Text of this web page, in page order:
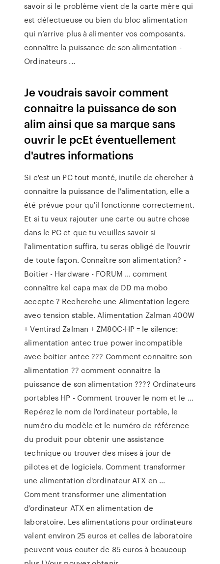
savoir si le problème vient de la carte mère qui
est défectueuse ou bien du bloc alimentation
qui n’arrive plus à alimenter vos composants.
connaître la puissance de son alimentation -
Ordinateurs ...
Je voudrais savoir comment
connaitre la puissance de son
alim ainsi que sa marque sans
ouvrir le pcEt éventuellement
d'autres informations
Si c'est un PC tout monté, inutile de chercher à
connaitre la puissance de l'alimentation, elle a
été prévue pour qu'il fonctionne correctement.
Et si tu veux rajouter une carte ou autre chose
dans le PC et que tu veuilles savoir si
l'alimentation suffira, tu seras obligé de l'ouvrir
de toute façon. Connaître son alimentation? -
Boitier - Hardware - FORUM ... comment
connaître kel capa max de DD ma mobo
accepte ? Recherche une Alimentation legere
avec tension stable. Alimentation Zalman 400W
+ Ventirad Zalman + ZM80C-HP = le silence:
alimentation antec true power incompatible
avec boitier antec ??? Comment connaitre son
alimentation ?? comment connaitre la
puissance de son alimentation ???? Ordinateurs
portables HP - Comment trouver le nom et le ...
Repérez le nom de l'ordinateur portable, le
numéro du modèle et le numéro de référence
du produit pour obtenir une assistance
technique ou trouver des mises à jour de
pilotes et de logiciels. Comment transformer
une alimentation d'ordinateur ATX en ...
Comment transformer une alimentation
d'ordinateur ATX en alimentation de
laboratoire. Les alimentations pour ordinateurs
valent environ 25 euros et celles de laboratoire
peuvent vous couter de 85 euros à beaucoup